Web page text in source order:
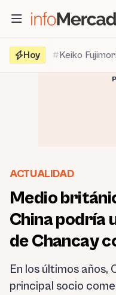
contenido
Hoy
Keiko Fujimori
ACTUALIDAD
Medio
China podría
de Chancay
En los últimos años,
principal socio